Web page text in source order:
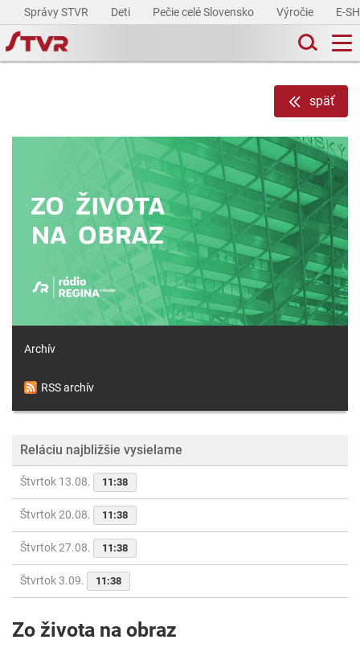
Správy STVR Deti Pečie celé Slovensko Výročie E-
späť
Archív
RSS archív
Reláciu najbližšie vysielame
Štvrtok 13.08. 11:38
Štvrtok 20.08. 11:38
Štvrtok 27.08. 11:38
Štvrtok 3.09. 11:38
Zo života na obraz